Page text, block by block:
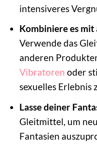
intensiveres
Kombiniere es
Verwende das
anderen
Vibratoren oder
sexuelles Erlebnis
Lasse deiner
Gleitmittel, um
Fantasien